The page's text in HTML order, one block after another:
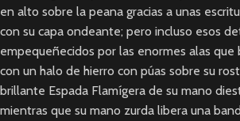
en alto sobre la peana gracias a unas
con su capa ondeante; pero incluso esos
empequeñecidos por las enormes alas que
con un halo de hierro con púas sobre su
brillante Espada Flamígera de su mano
mientras que su mano zurda libera una